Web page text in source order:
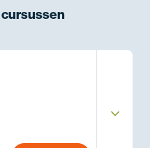
cursussen